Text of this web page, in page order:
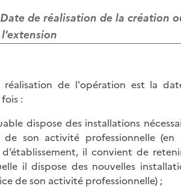
de réalisation de la création
réalisation de l'opération est la
:
dispose des installations
de son activité professionnelle (en
d’établissement, il convient de
il dispose des nouvelles
de son activité professionnelle) ;